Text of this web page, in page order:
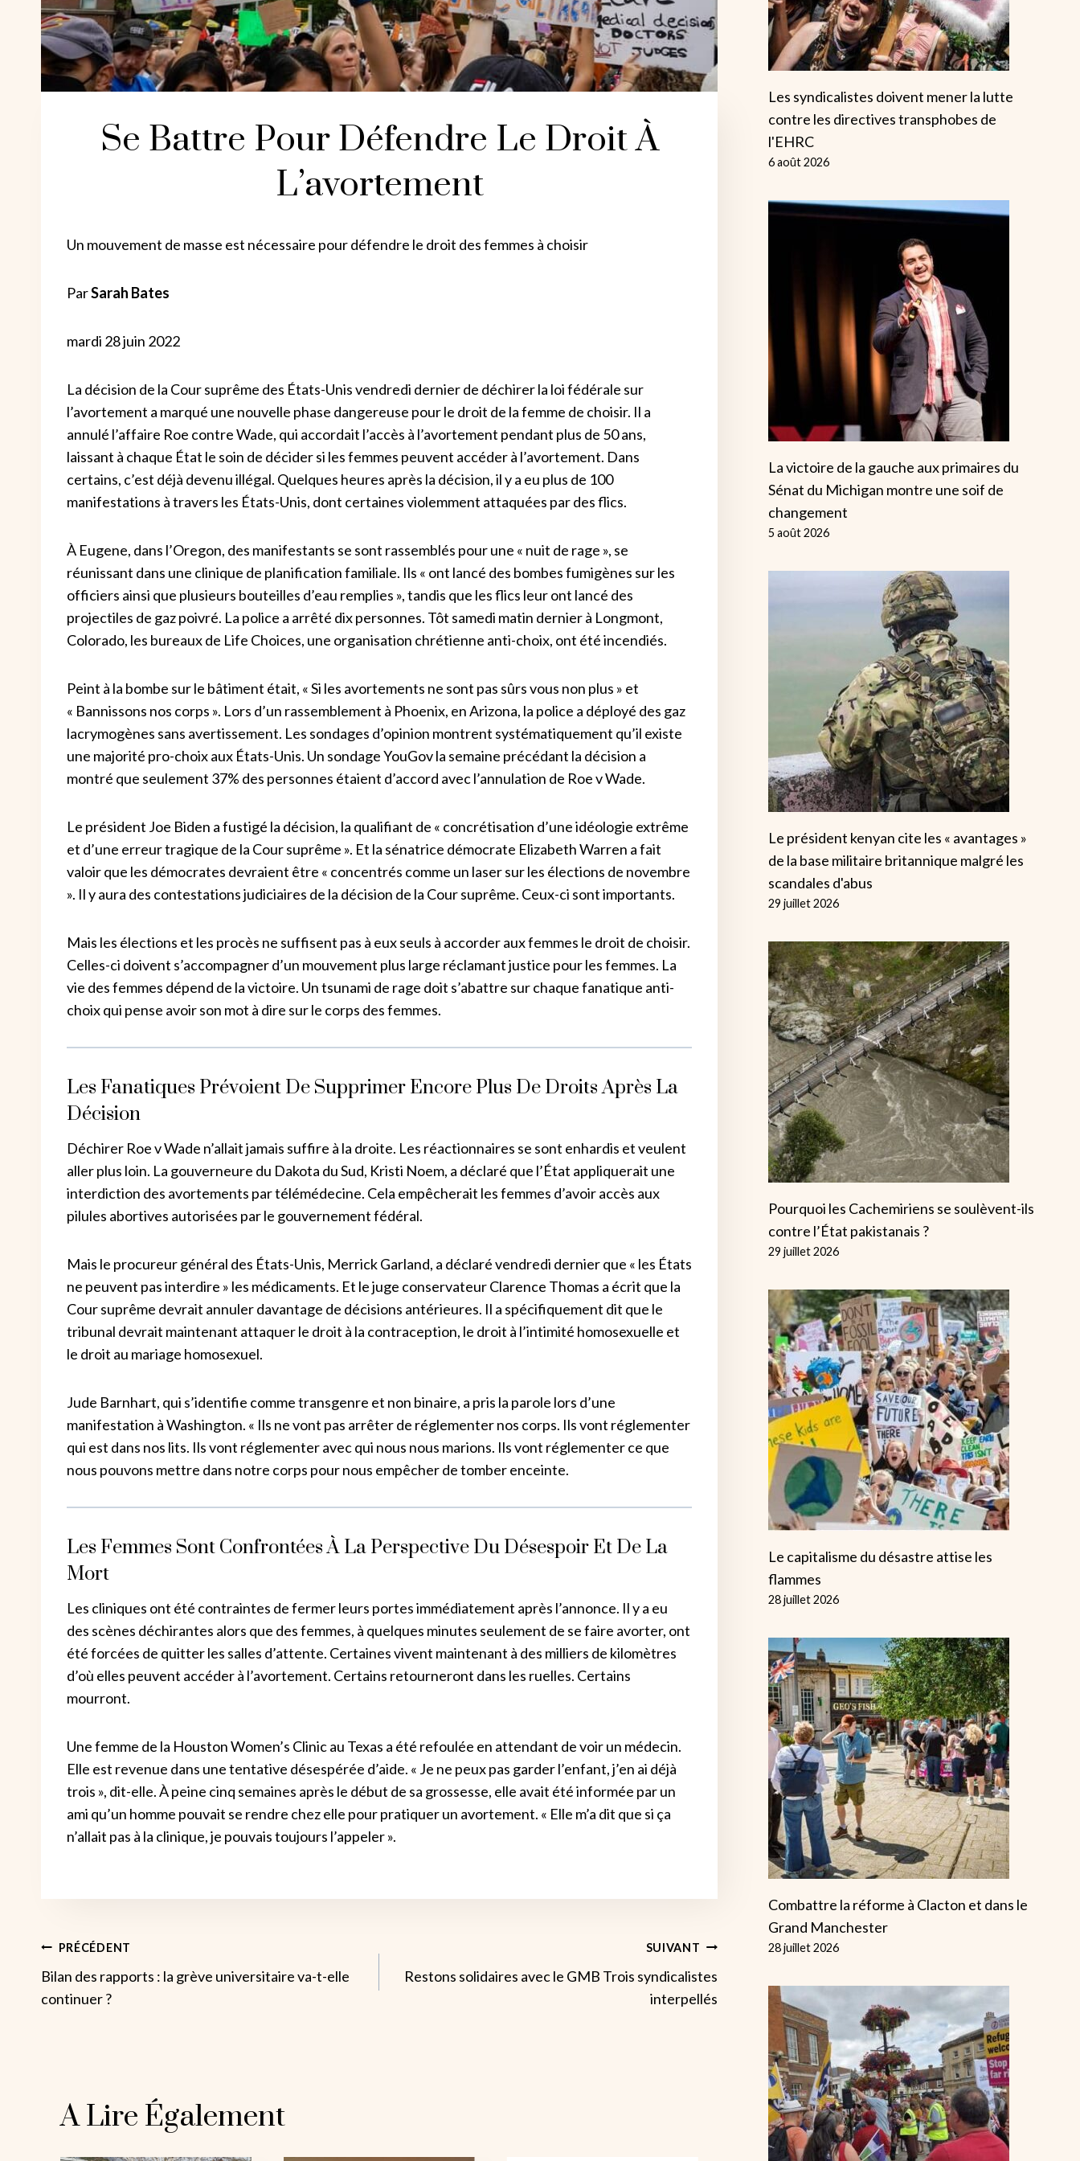
Se Battre Pour Défendre Le Droit À
L’avortement
Un mouvement de masse est nécessaire pour défendre le droit des femmes à choisir
ParSarah Bates
mardi 28 juin 2022
La décision de la Cour suprême des États-Unis vendredi dernier de déchirer la loi fédérale sur
l’avortement a marqué une nouvelle phase dangereuse pour le droit de la femme de choisir. Il a
annulé l’affaire Roe contre Wade, qui accordait l’accès à l’avortement pendant plus de 50 ans,
laissant à chaque État le soin de décider si les femmes peuvent accéder à l’avortement. Dans
certains, c’est déjà devenu illégal. Quelques heures après la décision, il y a eu plus de 100
manifestations à travers les États-Unis, dont certaines violemment attaquées par des flics.
À Eugene, dans l’Oregon, des manifestants se sont rassemblés pour une « nuit de rage », se
réunissant dans une clinique de planification familiale. Ils « ont lancé des bombes fumigènes sur les
officiers ainsi que plusieurs bouteilles d’eau remplies », tandis que les flics leur ont lancé des
projectiles de gaz poivré. La police a arrêté dix personnes. Tôt samedi matin dernier à Longmont,
Colorado, les bureaux de Life Choices, une organisation chrétienne anti-choix, ont été incendiés.
Peint à la bombe sur le bâtiment était, « Si les avortements ne sont pas sûrs vous non plus » et
« Bannissons nos corps ». Lors d’un rassemblement à Phoenix, en Arizona, la police a déployé des gaz
lacrymogènes sans avertissement. Les sondages d’opinion montrent systématiquement qu’il existe
une majorité pro-choix aux États-Unis. Un sondage YouGov la semaine précédant la décision a
montré que seulement 37% des personnes étaient d’accord avec l’annulation de Roe v Wade.
Le président Joe Biden a fustigé la décision, la qualifiant de « concrétisation d’une idéologie extrême
et d’une erreur tragique de la Cour suprême ». Et la sénatrice démocrate Elizabeth Warren a fait
valoir que les démocrates devraient être « concentrés comme un laser sur les élections de novembre
». Il y aura des contestations judiciaires de la décision de la Cour suprême. Ceux-ci sont importants.
Mais les élections et les procès ne suffisent pas à eux seuls à accorder aux femmes le droit de choisir.
Celles-ci doivent s’accompagner d’un mouvement plus large réclamant justice pour les femmes. La
vie des femmes dépend de la victoire. Un tsunami de rage doit s’abattre sur chaque fanatique anti-
choix qui pense avoir son mot à dire sur le corps des femmes.
Les Fanatiques Prévoient De Supprimer Encore Plus De Droits Après La
Décision
Déchirer Roe v Wade n’allait jamais suffire à la droite. Les réactionnaires se sont enhardis et veulent
aller plus loin. La gouverneure du Dakota du Sud, Kristi Noem, a déclaré que l’État appliquerait une
interdiction des avortements par télémédecine. Cela empêcherait les femmes d’avoir accès aux
pilules abortives autorisées par le gouvernement fédéral.
Mais le procureur général des États-Unis, Merrick Garland, a déclaré vendredi dernier que « les États
ne peuvent pas interdire » les médicaments. Et le juge conservateur Clarence Thomas a écrit que la
Cour suprême devrait annuler davantage de décisions antérieures. Il a spécifiquement dit que le
tribunal devrait maintenant attaquer le droit à la contraception, le droit à l’intimité homosexuelle et
le droit au mariage homosexuel.
Jude Barnhart, qui s’identifie comme transgenre et non binaire, a pris la parole lors d’une
manifestation à Washington. « Ils ne vont pas arrêter de réglementer nos corps. Ils vont réglementer
qui est dans nos lits. Ils vont réglementer avec qui nous nous marions. Ils vont réglementer ce que
nous pouvons mettre dans notre corps pour nous empêcher de tomber enceinte.
Les Femmes Sont Confrontées À La Perspective Du Désespoir Et De La
Mort
Les cliniques ont été contraintes de fermer leurs portes immédiatement après l’annonce. Il y a eu
des scènes déchirantes alors que des femmes, à quelques minutes seulement de se faire avorter, ont
été forcées de quitter les salles d’attente. Certaines vivent maintenant à des milliers de kilomètres
d’où elles peuvent accéder à l’avortement. Certains retourneront dans les ruelles. Certains
mourront.
Une femme de la Houston Women’s Clinic au Texas a été refoulée en attendant de voir un médecin.
Elle est revenue dans une tentative désespérée d’aide. « Je ne peux pas garder l’enfant, j’en ai déjà
trois », dit-elle. À peine cinq semaines après le début de sa grossesse, elle avait été informée par un
ami qu’un homme pouvait se rendre chez elle pour pratiquer un avortement. « Elle m’a dit que si ça
n’allait pas à la clinique, je pouvais toujours l’appeler ».
Navigation
De
PRÉCÉDENT
Bilan des rapports : la grève universitaire va-t-elle
continuer ?
SUIVANT
Restons solidaires avec le GMB Trois syndicalistes
interpellés
A Lire Également
Les syndicalistes doivent mener la lutte
contre les directives transphobes de
l'EHRC
6 août 2026
La victoire de la gauche aux primaires du
Sénat du Michigan montre une soif de
changement
5 août 2026
Le président kenyan cite les « avantages »
de la base militaire britannique malgré les
scandales d'abus
29 juillet 2026
Pourquoi les Cachemiriens se soulèvent-ils
contre l’État pakistanais ?
29 juillet 2026
Le capitalisme du désastre attise les
flammes
28 juillet 2026
Combattre la réforme à Clacton et dans le
Grand Manchester
28 juillet 2026